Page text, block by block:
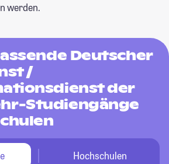
werden.
Deutscher
/
der
Studiengänge
Hochschulen